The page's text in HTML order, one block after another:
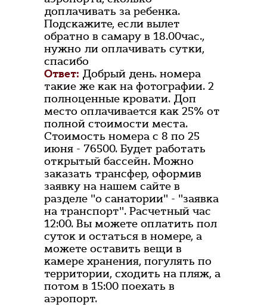
доплачивать за ребенка.
Подскажите, если вылет
обратно в самару в 18.00час.,
нужно ли оплачивать сутки,
спасибо
Ответ: Добрый день. номера
такие же как на фотографии. 2
полноценные кровати. Доп
место оплачивается как 25% от
полной стоимости места.
Стоимость номера с 8 по 25
июня - 76500. Будет работать
открытый бассейн. Можно
заказать трансфер, оформив
заявку на нашем сайте в
разделе "о санатории" - "заявка
на транспорт". Расчетный час
12:00. Вы можете оплатить пол
суток и остаться в номере, а
можете оставить вещи в
камере хранения, погулять по
территории, сходить на пляж, а
потом в 15:00 поехать в
аэропорт.